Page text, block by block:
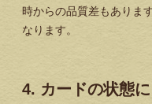
時からの品質差もありま
なります。
4. カードの状態